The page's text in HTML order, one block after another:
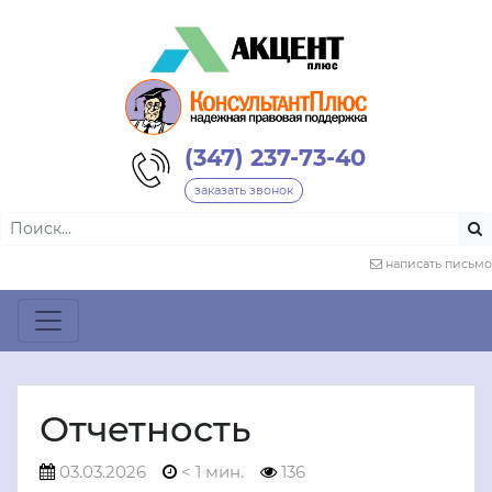
(347) 237-73-40
заказать звонок
написать письмо
Отчетность
03.03.2026 < 1 мин. 136